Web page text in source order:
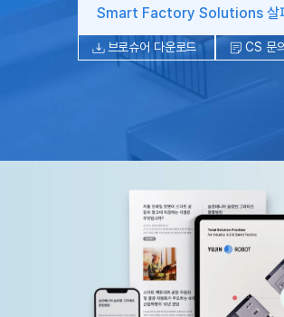
Smart Factory Solutions 살
브로슈어 다운로드 CS 문